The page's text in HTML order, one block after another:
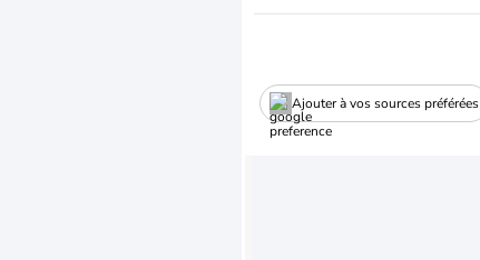
Ajouter à vos sources préférées